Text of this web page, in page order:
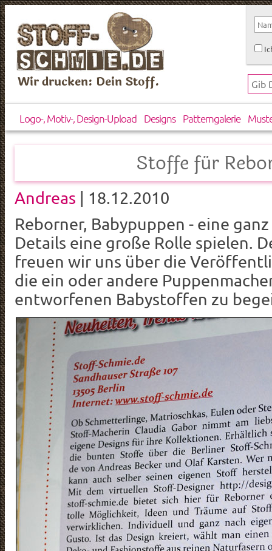
Wir drucken: Dein Stoff.
Logo-, Motiv-, Design-Upload Designs Patterngalerie
Stoffe für
Andreas | 18.12.2010
Reborner, Babypuppen - eine
Details eine große Rolle spielen.
freuen wir uns über die
die ein oder andere
entworfenen Babystoffen zu